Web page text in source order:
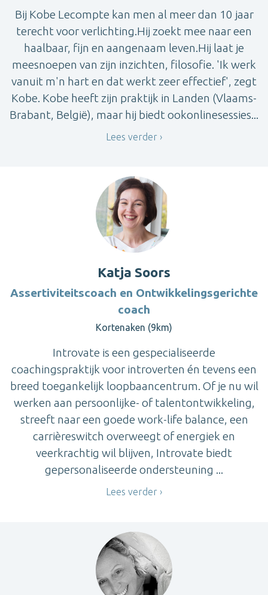
Bij Kobe Lecompte kan men al meer dan 10 jaar
terecht voor verlichting.Hij zoekt mee naar een
haalbaar, fijn en aangenaam leven.Hij laat je
meesnoepen van zijn inzichten, filosofie. 'Ik werk
vanuit m'n hart en dat werkt zeer effectief', zegt
Kobe. Kobe heeft zijn praktijk in Landen (Vlaams-
Brabant, België), maar hij biedt ookonlinesessies...
Lees verder
Katja Soors
Assertiviteitscoach en Ontwikkelingsgerichte
coach
Kortenaken (9km)
Introvate is een gespecialiseerde
coachingspraktijk voor introverten én tevens een
breed toegankelijk loopbaancentrum. Of je nu wil
werken aan persoonlijke- of talentontwikkeling,
streeft naar een goede work-life balance, een
carrièreswitch overweegt of energiek en
veerkrachtig wil blijven, Introvate biedt
gepersonaliseerde ondersteuning ...
Lees verder